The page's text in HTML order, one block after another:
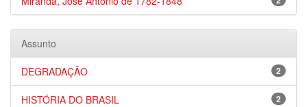
Assunto
2
DEGRADAÇÃO
2
HISTÓRIA DO BRASIL